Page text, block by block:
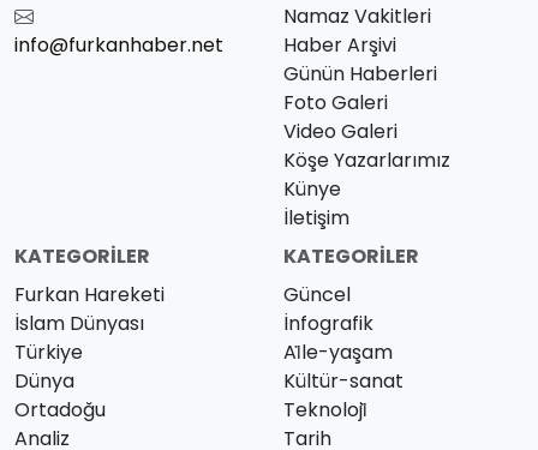
info@furkanhaber.net
Namaz Vakitleri
Haber Arşivi
Günün Haberleri
Foto Galeri
Video Galeri
Köşe Yazarlarımız
Künye
İletişim
KATEGORILER
Furkan Hareketi
İslam Dünyası
Türkiye
Dünya
Ortadoğu
Analiz
KATEGORILER
Güncel
İnfografik
Ai̇le-yaşam
Kültür-sanat
Teknoloji̇
Tarih